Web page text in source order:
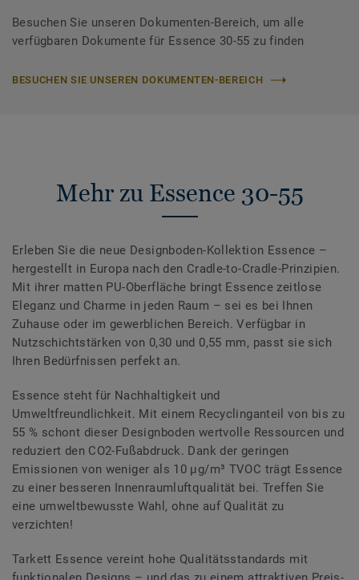
Besuchen Sie unseren Dokumenten-Bereich, um alle
verfügbaren Dokumente für Essence 30-55 zu finden
BESUCHEN SIE UNSEREN DOKUMENTEN-BEREICH
Mehr zu Essence 30-55
Erleben Sie die neue Designboden-Kollektion Essence –
hergestellt in Europa nach den Cradle-to-Cradle-Prinzipien.
Mit ihrer matten PU-Oberfläche bringt Essence zeitlose
Eleganz und Charme in jeden Raum – sei es bei Ihnen
Zuhause oder im gewerblichen Bereich. Verfügbar in
Nutzschichtstärken von 0,30 und 0,55 mm, passt sie sich
Ihren Bedürfnissen perfekt an.
Essence steht für Nachhaltigkeit und
Umweltfreundlichkeit. Mit einem Recyclinganteil von bis zu
55 % schont dieser Designboden wertvolle Ressourcen und
reduziert den CO2-Fußabdruck. Dank der geringen
Emissionen von weniger als 10 μg/m³ TVOC trägt Essence
zu einer besseren Innenraumluftqualität bei. Treffen Sie
eine umweltbewusste Wahl, ohne auf Qualität zu
verzichten!
Tarkett Essence vereint hohe Qualitätsstandards mit